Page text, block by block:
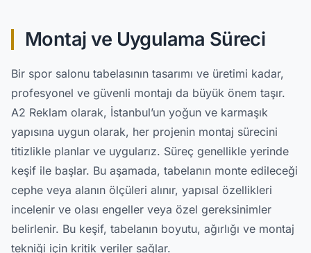
Montaj ve Uygulama Süreci
Bir spor salonu tabelasının tasarımı ve üretimi kadar,
profesyonel ve güvenli montajı da büyük önem taşır.
A2 Reklam olarak, İstanbul’un yoğun ve karmaşık
yapısına uygun olarak, her projenin montaj sürecini
titizlikle planlar ve uygularız. Süreç genellikle yerinde
keşif ile başlar. Bu aşamada, tabelanın monte edileceği
cephe veya alanın ölçüleri alınır, yapısal özellikleri
incelenir ve olası engeller veya özel gereksinimler
belirlenir. Bu keşif, tabelanın boyutu, ağırlığı ve montaj
tekniği için kritik veriler sağlar.